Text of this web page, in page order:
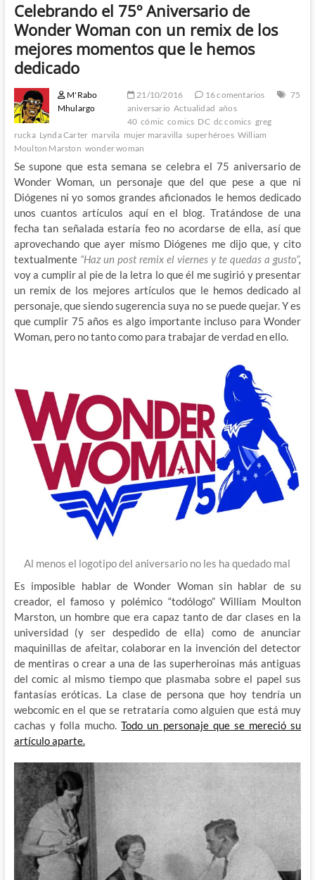
Celebrando el 75º Aniversario de
Wonder Woman con un remix de los
mejores momentos que le hemos
dedicado
M'Rabo
Mhulargo
21/10/2016 16 comentarios
75
aniversario Actualidad años
40 cómic comics DC dc comics greg
rucka Lynda Carter marvila mujer maravilla superhéroes William
Moulton Marston wonder woman
Se supone que esta semana se celebra el 75 aniversario de
Wonder Woman, un personaje que del que pese a que ni
Diógenes ni yo somos grandes aficionados le hemos dedicado
unos cuantos artículos aquí en el blog. Tratándose de una
fecha tan señalada estaría feo no acordarse de ella, así que
aprovechando que ayer mismo Diógenes me dijo que, y cito
textualmente “Haz un post remix el viernes y te quedas a gusto”,
voy a cumplir al pie de la letra lo que él me sugirió y presentar
un remix de los mejores artículos que le hemos dedicado al
personaje, que siendo sugerencia suya no se puede quejar. Y es
que cumplir 75 años es algo importante incluso para Wonder
Woman, pero no tanto como para trabajar de verdad en ello.
Al menos el logotipo del aniversario no les ha quedado mal
Es imposible hablar de Wonder Woman sin hablar de su
creador, el famoso y polémico “todólogo” William Moulton
Marston, un hombre que era capaz tanto de dar clases en la
universidad (y ser despedido de ella) como de anunciar
maquinillas de afeitar, colaborar en la invención del detector
de mentiras o crear a una de las superheroinas más antiguas
del comic al mismo tiempo que plasmaba sobre el papel sus
fantasías eróticas. La clase de persona que hoy tendría un
webcomic en el que se retrataría como alguien que está muy
cachas y folla mucho.Todo un personaje que se mereció su
artículo aparte.